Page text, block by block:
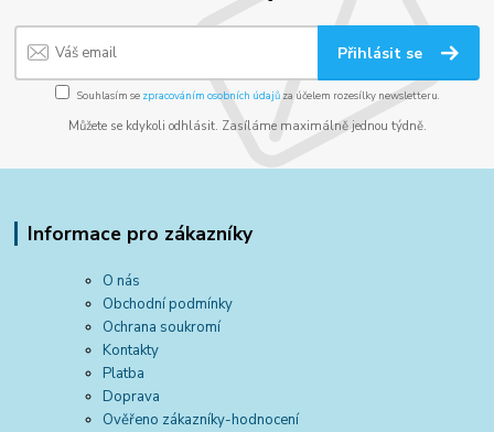
Přihlásit se
Souhlasím se zpracováním osobních údajůza účelem rozesílky newsletteru.
Můžete se kdykoli odhlásit. Zasíláme maximálně jednou týdně.
Informace pro zákazníky
O nás
Obchodní podmínky
Ochrana soukromí
Kontakty
Platba
Doprava
Ověřeno zákazníky-hodnocení